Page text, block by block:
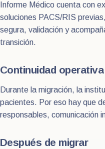
Informe Médico cuenta con
soluciones PACS/RIS
segura, validación y
transición.
Continuidad operativa
Durante la migración, la
pacientes. Por eso hay que
responsables, comunicación
Después de migrar